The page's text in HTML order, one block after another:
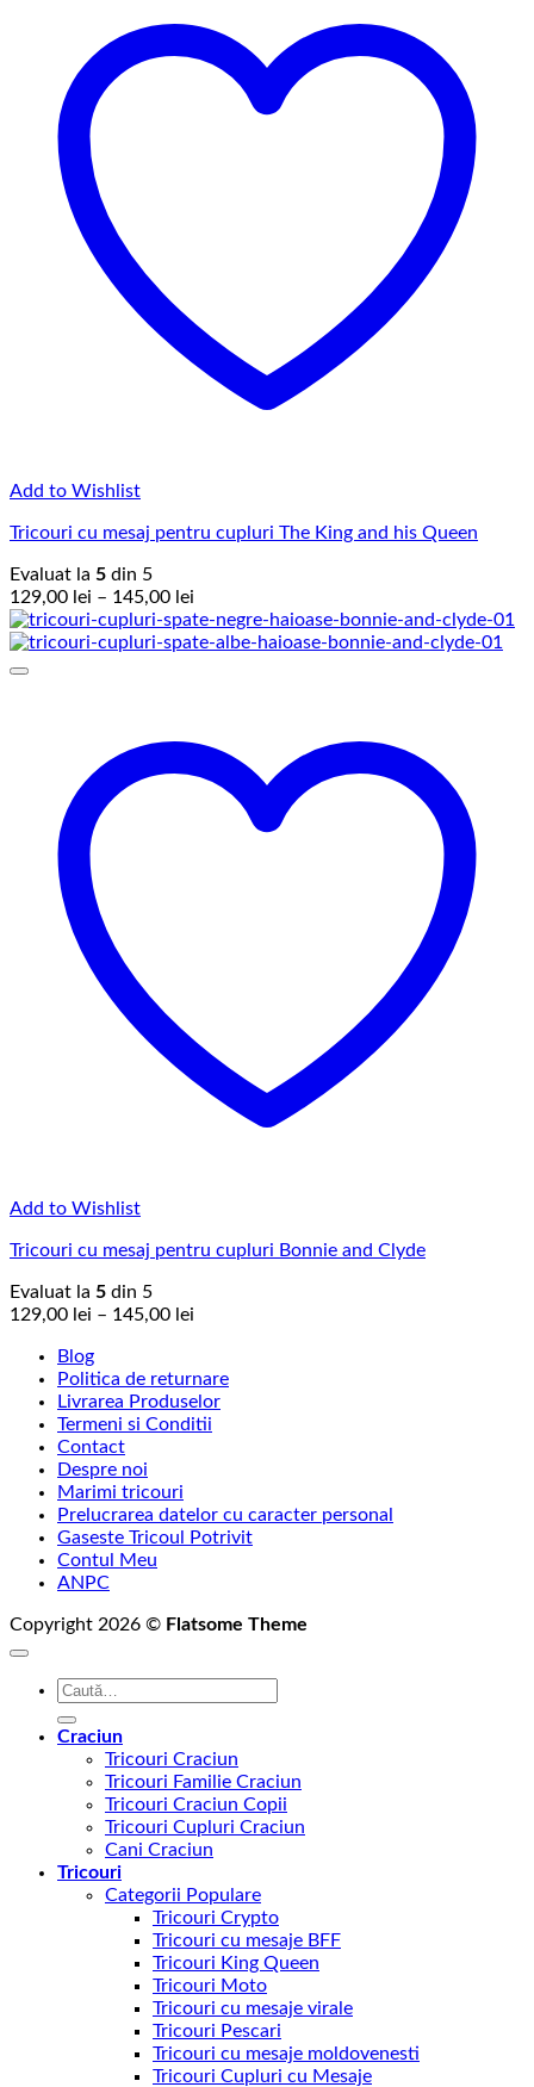
Add to Wishlist
Tricouri cu mesaj pentru cupluri The King and his Queen
Evaluat la 5 din 5
129,00 lei – 145,00 lei
de
prețuri:
Add to Wishlist
Tricouri cu mesaj pentru cupluri Bonnie and Clyde
Evaluat la 5 din 5
129,00 lei – 145,00 lei
129,00 lei
până
la
Blog
Politica de returnare
Livrarea Produselor
Termeni si Conditii
Contact
Despre noi
Marimi tricouri
Prelucrarea datelor cu caracter personal
Gaseste Tricoul Potrivit
Contul Meu
ANPC
Copyright 2026 © Flatsome Theme
Caută
Craciun
Tricouri Craciun
Tricouri Familie Craciun
Tricouri Craciun Copii
Tricouri Cupluri Craciun
Cani Craciun
Tricouri
Categorii Populare
Tricouri Crypto
Tricouri cu mesaje BFF
Tricouri King Queen
Tricouri Moto
Tricouri cu mesaje virale
Tricouri Pescari
Tricouri cu mesaje moldovenesti
Tricouri Cupluri cu Mesaje